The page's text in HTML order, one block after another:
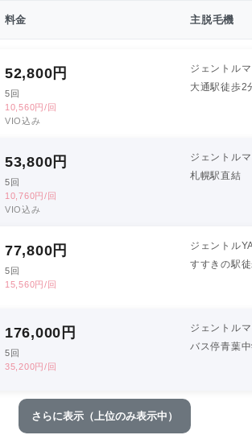
料金 主脱毛機
52,800 円
5回
10,560円/回
VIO込み
ジェントル
大通駅徒歩2
53,800 円
5回
10,760円/回
VIO込み
ジェントル
札幌駅直結
77,800 円
5回
15,560円/回
ジェントル
すすきの駅
176,000 円
5回
35,200円/回
ジェントル
バス停青葉
さらに表示（上位のみ表示中）